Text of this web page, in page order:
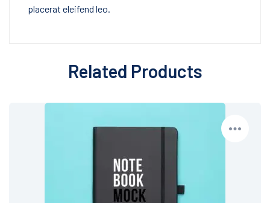
placerat eleifend leo.
Related Products